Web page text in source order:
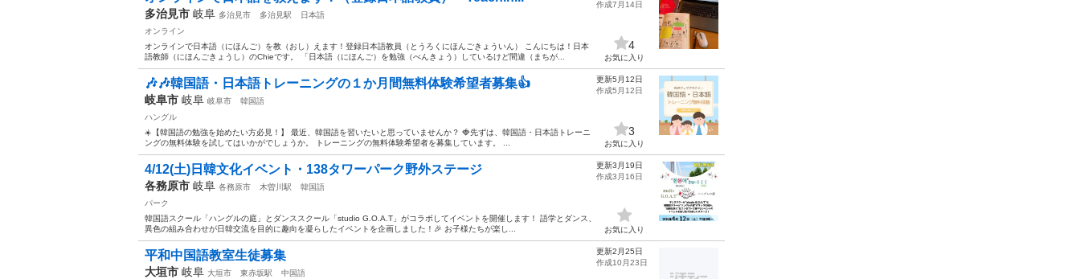
多治見市 岐阜 多治見市 多治見駅
日本語
オンライン
オンラインで日本語（にほんご）を教（おし）えます！登録日本語教員（とうろくにほんごきょういん） こんにちは！日本
語教師（にほんごきょうし）のChieです。 「日本語（にほんご）を勉強（べんきょう）しているけど間違（まちが...
作成7月14日
4
お気に入り
🎶🎶韓国語・日本語トレーニングの１か月間無料体験希望者募集👍
岐阜市 岐阜 岐阜市
韓国語
ハングル
☀️【韓国語の勉強を始めたい方必見！】 最近、韓国語を習いたいと思っていませんか？ 🍓先ずは、韓国語・日本語トレーニ
ングの無料体験を試してはいかがでしょうか。 トレーニングの無料体験希望者を募集しています。 ...
更新5月12日
作成5月12日
3
お気に入り
4/12(土)日韓文化イベント・138タワーパーク野外ステージ
各務原市 岐阜 各務原市 木曽川駅
韓国語
パーク
韓国語スクール「ハングルの庭」とダンススクール「studio G.O.A.T」がコラボしてイベントを開催します！ 語学とダンス、
異色の組み合わせが日韓交流を目的に趣向を凝らしたイベントを企画しました！🎉 お子様たちが楽し...
更新3月19日
作成3月16日
お気に入り
平和中国語教室生徒募集
大垣市 岐阜 大垣市 東赤坂駅
中国語
更新2月25日
作成10月23日